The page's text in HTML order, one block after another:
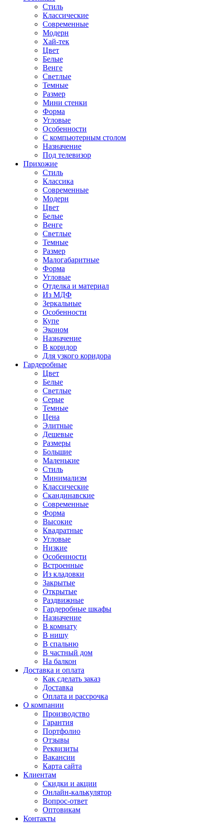
Стиль
Классические
Современные
Модерн
Хай-тек
Цвет
Белые
Венге
Светлые
Темные
Размер
Мини стенки
Форма
Угловые
Особенности
С компьютерным столом
Назначение
Под телевизор
Прихожие
Стиль
Классика
Современные
Модерн
Цвет
Белые
Венге
Светлые
Темные
Размер
Малогабаритные
Форма
Угловые
Отделка и материал
Из МДФ
Зеркальные
Особенности
Купе
Эконом
Назначение
В коридор
Для узкого коридора
Гардеробные
Цвет
Белые
Светлые
Серые
Темные
Цена
Элитные
Дешевые
Размеры
Большие
Маленькие
Стиль
Минимализм
Классические
Скандинавские
Современные
Форма
Высокие
Квадратные
Угловые
Низкие
Особенности
Встроенные
Из кладовки
Закрытые
Открытые
Раздвижные
Гардеробные шкафы
Назначение
В комнату
В нишу
В спальню
В частный дом
На балкон
Доставка и оплата
Как сделать заказ
Доставка
Оплата и рассрочка
О компании
Производство
Гарантия
Портфолио
Отзывы
Реквизиты
Вакансии
Карта сайта
Клиентам
Скидки и акции
Онлайн-калькулятор
Вопрос-ответ
Оптовикам
Контакты